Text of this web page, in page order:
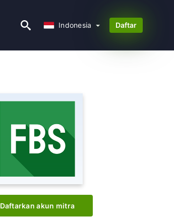
Indonesia Daftar
Daftarkan akun mitra